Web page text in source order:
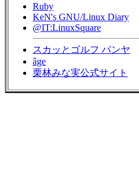
Ruby
KeN's GNU/Linux Diary
@IT:LinuxSquare
スカッとゴルフ パンヤ
âge
栗林みな実公式サイト